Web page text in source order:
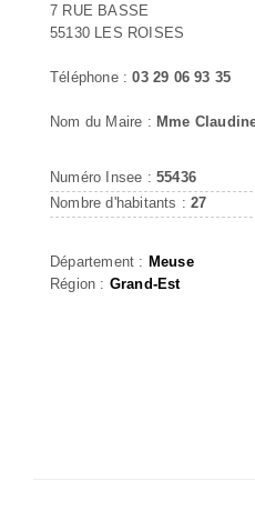
7 RUE BASSE
55130 LES ROISES
Téléphone :03 29 06 93 35
Nom du Maire : Mme
Numéro Insee : 55436
Nombre d'habitants :27
Département : Meuse
Région : Grand-Est